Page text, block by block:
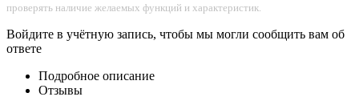
проверять наличие желаемых функций и характеристик.
Войдите в учётную запись, чтобы мы могли сообщить вам об
ответе
Подробное описание
Отзывы